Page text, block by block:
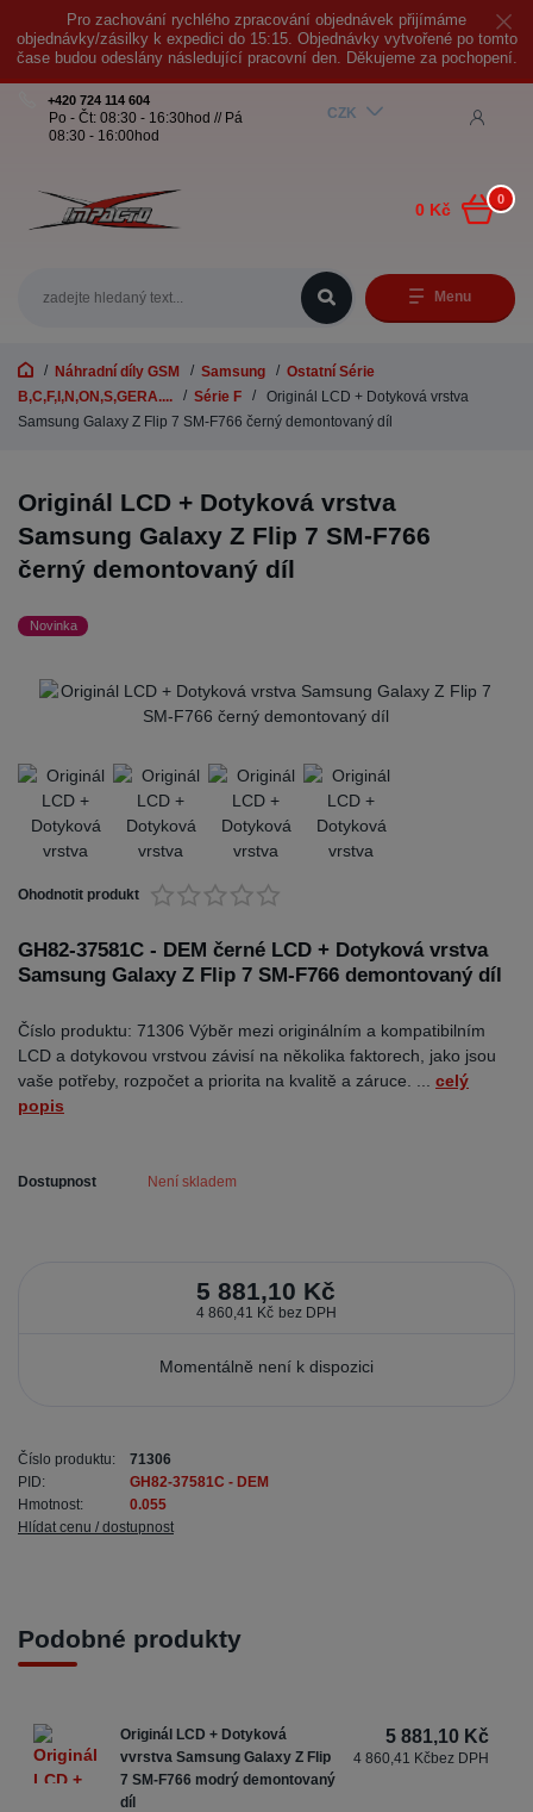
Pro zachování rychlého zpracování objednávek přijímáme
objednávky/zásilky k expedici do 15:15. Objednávky vytvořené po tomto
čase budou odeslány následující pracovní den. Děkujeme za pochopení.
Menu
CZK
+420 724 114 604
Po - Čt: 08:30 - 16:30hod // Pá
08:30 - 16:00hod
0
0 Kč
Náhradní díly GSM Samsung
Ostatní Série
B,C,F,I,N,ON,S,GERA....
Série F
Originál LCD + Dotyková vrstva
Samsung Galaxy Z Flip 7 SM-F766 černý demontovaný díl
Originál LCD + Dotyková vrstva
Samsung Galaxy Z Flip 7 SM-F766
černý demontovaný díl
Novinka
Ohodnotit produkt
GH82-37581C - DEM černé LCD + Dotyková vrstva
Samsung Galaxy Z Flip 7 SM-F766 demontovaný díl
Číslo produktu: 71306 Výběr mezi originálním a kompatibilním
LCD a dotykovou vrstvou závisí na několika faktorech, jako jsou
vaše potřeby, rozpočet a priorita na kvalitě a záruce. ... celý
popis
Dostupnost Není skladem
5 881,10 Kč
4 860,41 Kč bez DPH
Momentálně není k dispozici
Číslo produktu:
71306
PID:
GH82-37581C - DEM
Hmotnost:
0.055
Hlídat cenu / dostupnost
Podobné produkty
Originál LCD + Dotyková
vvrstva Samsung Galaxy Z Flip
7 SM-F766 modrý demontovaný
díl
5 881,10 Kč
4 860,41 Kčbez DPH